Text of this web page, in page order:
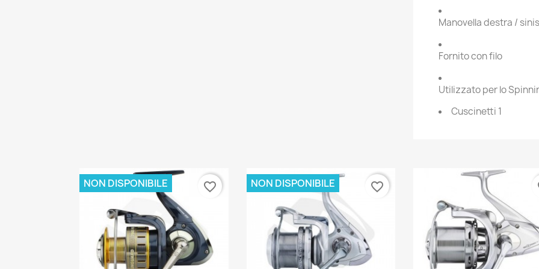
Manovella destra /
Fornito con filo
Utilizzato per lo
Cuscinetti 1
NON DISPONIBILE favorite_border NON DISPONIBILE favorite_border